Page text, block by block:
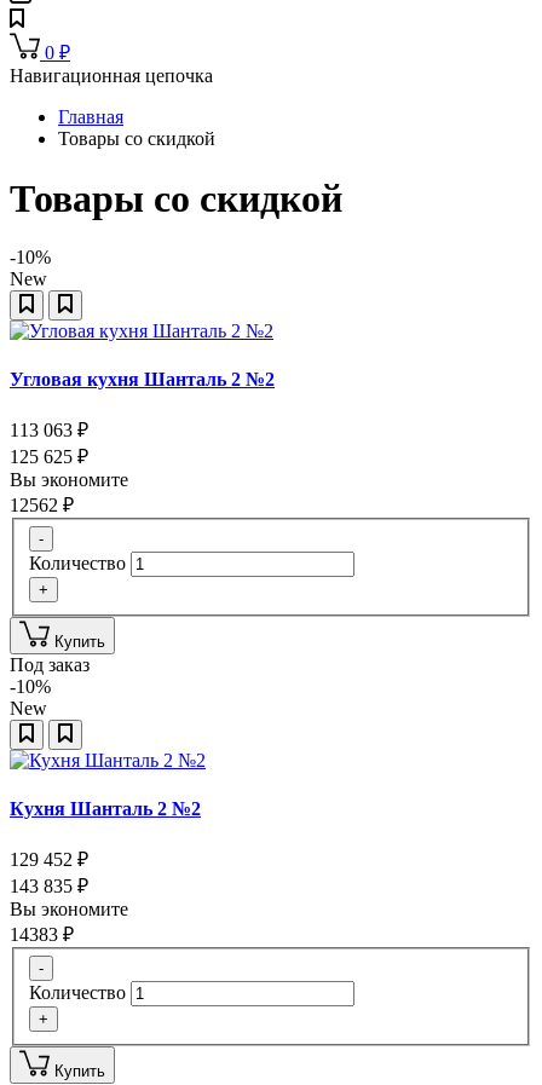
0 ₽
Навигационная цепочка
Главная
Товары со скидкой
Товары со скидкой
-10%
New
Угловая кухня Шанталь 2 №2
113 063 ₽
125 625 ₽
Вы экономите
12562 ₽
-
Количество
+
Купить
Под заказ
-10%
New
Кухня Шанталь 2 №2
129 452 ₽
143 835 ₽
Вы экономите
14383 ₽
-
Количество
+
Купить